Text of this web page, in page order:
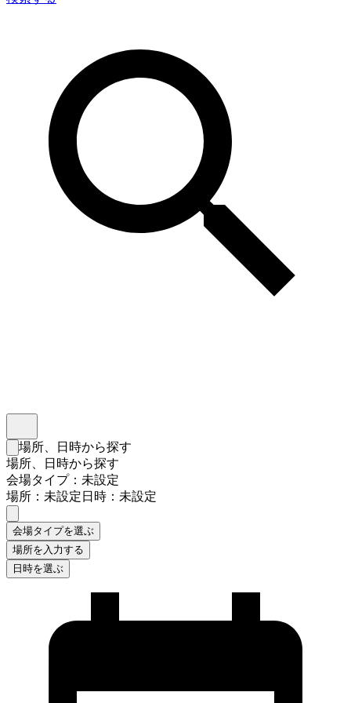
検索フォームを閉じる
場所、日時から探す
場所、日時から探す
会場タイプ：未設定
場所：未設定日時：未設定
会場タイプを選ぶ
場所を入力する
日時を選ぶ